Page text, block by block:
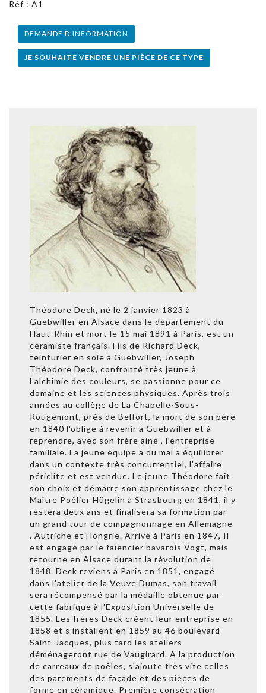
Réf : A1
DEMANDE D'INFORMATION
JE SOUHAITE VENDRE UNE PIÈCE DE CE TYPE
Théodore Deck, né le 2 janvier 1823 à
Guebwiller en Alsace dans le département du
Haut-Rhin et mort le 15 mai 1891 à Paris, est un
céramiste français. Fils de Richard Deck,
teinturier en soie à Guebwiller, Joseph
Théodore Deck, confronté très jeune à
l'alchimie des couleurs, se passionne pour ce
domaine et les sciences physiques. Après trois
années au collège de La Chapelle-Sous-
Rougemont, près de Belfort, la mort de son père
en 1840 l'oblige à revenir à Guebwiller et à
reprendre, avec son frère ainé , l'entreprise
familiale. La jeune équipe à du mal à équilibrer
dans un contexte très concurrentiel, l'affaire
périclite et est vendue. Le jeune Théodore fait
son choix et démarre son apprentissage chez le
Maître Poêlier Hügelin à Strasbourg en 1841, il y
restera deux ans et finalisera sa formation par
un grand tour de compagnonnage en Allemagne
, Autriche et Hongrie. Arrivé à Paris en 1847, Il
est engagé par le faïencier bavarois Vogt, mais
retourne en Alsace durant la révolution de
1848. Deck reviens à Paris en 1851, engagé
dans l'atelier de la Veuve Dumas, son travail
sera récompensé par la médaille obtenue par
cette fabrique à l'Exposition Universelle de
1855. Les frères Deck créent leur entreprise en
1858 et s’installent en 1859 au 46 boulevard
Saint-Jacques, plus tard les ateliers
déménageront rue de Vaugirard. A la production
de carreaux de poêles, s'ajoute très vite celles
des parements de façade et des pièces de
forme en céramique. Première consécration